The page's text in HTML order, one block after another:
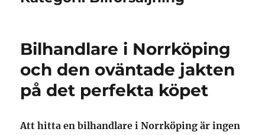
Bilhandlare i Norrköping
och den oväntade jakten
på det perfekta köpet
Att hitta en bilhandlare i Norrköping är ingen